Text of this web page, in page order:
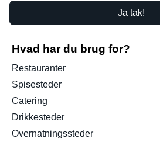
Ja tak!
Hvad har du brug for?
Restauranter
Spisesteder
Catering
Drikkesteder
Overnatningssteder